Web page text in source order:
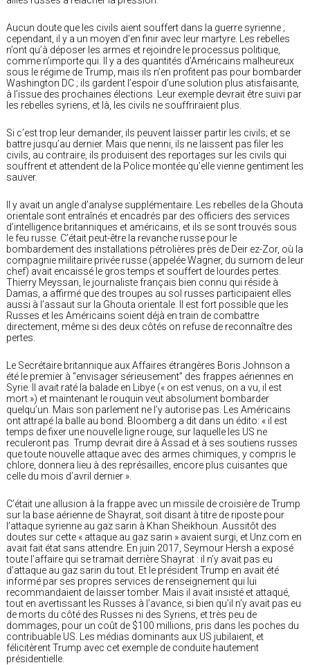
Aucun doute que les civils aient souffert dans la guerre syrienne ;
cependant, il y a un moyen d’en finir avec leur martyre. Les rebelles
n’ont qu’à déposer les armes et rejoindre le processus politique,
comme n’importe qui. Il y a des quantités d’Américains malheureux
sous le régime de Trump, mais ils n’en profitent pas pour bombarder
Washington DC ; ils gardent l’espoir d’une solution plus atisfaisante,
à l’issue des prochaines élections. Leur exemple devrait être suivi par
les rebelles syriens, et là, les civils ne souffriraient plus.
Si c’est trop leur demander, ils peuvent laisser partir les civils; et se
battre jusqu’au dernier. Mais que nenni, ils ne laissent pas filer les
civils, au contraire, ils produisent des reportages sur les civils qui
souffrent et attendent de la Police montée qu’elle vienne gentiment les
sauver.
Il y avait un angle d’analyse supplémentaire. Les rebelles de la Ghouta
orientale sont entraînés et encadrés par des officiers des services
d’intelligence britanniques et américains, et ils se sont trouvés sous
le feu russe. C’était peut-être la revanche russe pour le
bombardement des installations pétrolières près de Deir ez-Zor, où la
compagnie militaire privée russe (appelée Wagner, du surnom de leur
chef) avait encaissé le gros temps et souffert de lourdes pertes.
Thierry Meyssan, le journaliste français bien connu qui réside à
Damas, a affirmé que des troupes au sol russes participaient elles
aussi à l’assaut sur la Ghouta orientale. Il est fort possible que les
Russes et les Américains soient déjà en train de combattre
directement, même si des deux côtés on refuse de reconnaître des
pertes.
Le Secrétaire britannique aux Affaires étrangères Boris Johnson a
été le premier à “envisager sérieusement” des frappes aériennes en
Syrie. Il avait raté la balade en Libye (« on est venus, on a vu, il est
mort ») et maintenant le rouquin veut absolument bombarder
quelqu’un. Mais son parlement ne l’y autorise pas. Les Américains
ont attrapé la balle au bond. Bloomberg a dit dans un édito: « il est
temps de fixer une nouvelle ligne rouge, sur laquelle les US ne
reculeront pas. Trump devrait dire à Assad et à ses soutiens russes
que toute nouvelle attaque avec des armes chimiques, y compris le
chlore, donnera lieu à des représailles, encore plus cuisantes que
celle du mois d’avril dernier ».
C’était une allusion à la frappe avec un missile de croisière de Trump
sur la base aérienne de Shayrat, soit disant à titre de riposte pour
l’attaque syrienne au gaz sarin à Khan Sheikhoun. Aussitôt des
doutes sur cette « attaque au gaz sarin » avaient surgi, et Unz.com en
avait fait état sans attendre. En juin 2017, Seymour Hersh a exposé
toute l’affaire qui se tramait derrière Shayrat : il n’y avait pas eu
d’attaque au gaz sarin du tout. Et le président Trump en avait été
informé par ses propres services de renseignement qui lui
recommandaient de laisser tomber. Mais il avait insisté et attaqué,
tout en avertissant les Russes à l’avance, si bien qu’il n’y avait pas eu
de morts du côté des Russes ni des Syriens, et très peu de
dommages, pour un coût de $100 millions, pris dans les poches du
contribuable US. Les médias dominants aux US jubilaient, et
félicitèrent Trump avec cet exemple de conduite hautement
présidentielle.